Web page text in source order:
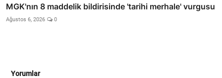
MGK'nın 8 maddelik bildirisinde 'tarihi merhale' vurgusu
Ağustos 6, 2026 0
Yorumlar